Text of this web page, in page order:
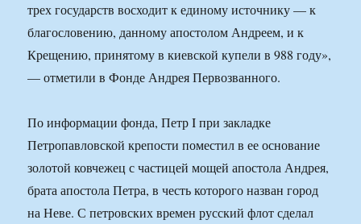
трех государств восходит к единому источнику — к
благословению, данному апостолом Андреем, и к
Крещению, принятому в киевской купели в 988 году»,
— отметили в Фонде Андрея Первозванного.
По информации фонда, Петр I при закладке
Петропавловской крепости поместил в ее основание
золотой ковчежец с частицей мощей апостола Андрея,
брата апостола Петра, в честь которого назван город
на Неве. С петровских времен русский флот сделал